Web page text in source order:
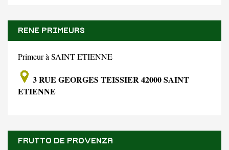
RENE PRIMEURS
Primeur à SAINT ETIENNE
3 RUE GEORGES TEISSIER 42000 SAINT
ETIENNE
FRUTTO DE PROVENZA